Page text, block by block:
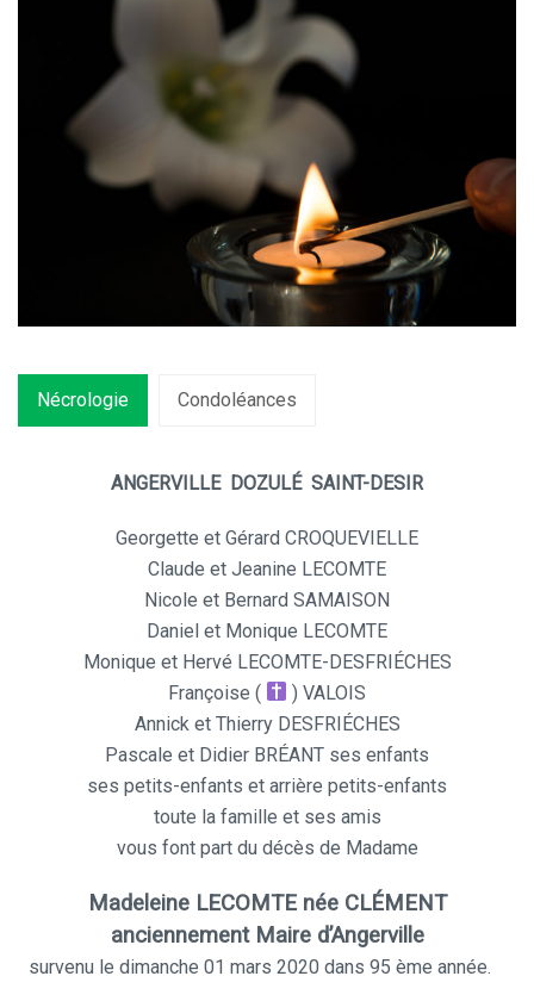
Nécrologie Condoléances
ANGERVILLE DOZULÉ SAINT-DESIR
Georgette et Gérard CROQUEVIELLE
Claude et Jeanine LECOMTE
Nicole et Bernard SAMAISON
Daniel et Monique LECOMTE
Monique et Hervé LECOMTE-DESFRIÉCHES
Françoise ( )VALOIS
Annick et Thierry DESFRIÉCHES
Pascale et Didier BRÉANT ses enfants
ses petits-enfants et arrière petits-enfants
toute la famille et ses amis
vous font part du décès de Madame
Madeleine LECOMTE née CLÉMENT
anciennement Maire d’Angerville
survenu le dimanche 01 mars 2020 dans 95 ème année.